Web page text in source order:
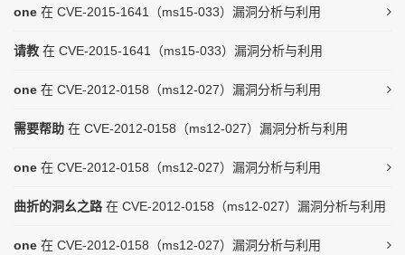
one 在 CVE-2015-1641（ms15-033）漏洞分析与利用
请教 在 CVE-2015-1641（ms15-033）漏洞分析与利用
one 在 CVE-2012-0158（ms12-027）漏洞分析与利用
需要帮助 在 CVE-2012-0158（ms12-027）漏洞分析与利用
one 在 CVE-2012-0158（ms12-027）漏洞分析与利用
曲折的洞幺之路 在 CVE-2012-0158（ms12-027）漏洞分析与利用
one 在 CVE-2012-0158（ms12-027）漏洞分析与利用